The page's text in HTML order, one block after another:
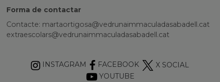
Forma de contactar
Contacte: martaortigosa@vedrunaimmaculadasabadell.cat
extraescolars@vedrunaimmaculadasabadell.cat
INSTAGRAM FACEBOOK
X SOCIAL
YOUTUBE